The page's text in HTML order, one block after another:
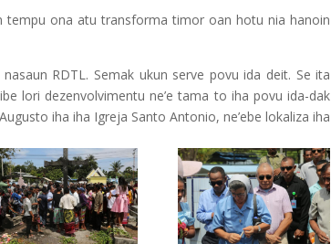
tempu ona atu transforma timor oan hotu nia hanoin
RDTL. Semak ukun serve povu ida deit. Se ita
lori dezenvolvimentu ne’e tama to iha povu ida-dak
iha iha Igreja Santo Antonio, ne’ebe lokaliza iha